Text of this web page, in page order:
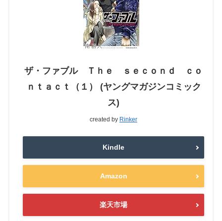
ザ・ファブル Ｔｈｅ ｓｅｃｏｎｄ ｃｏ
ｎｔａｃｔ（１） (ヤングマガジンコミック
ス)
created by Rinker
Kindle
Amazon
楽天市場